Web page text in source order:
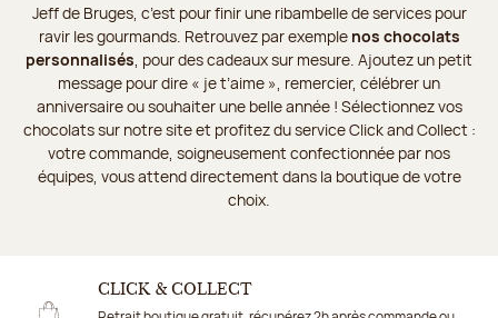
Jeff de Bruges, c’est pour finir une ribambelle de services pour
ravir les gourmands. Retrouvez par exemple nos chocolats
personnalisés , pour des cadeaux sur mesure. Ajoutez un petit
message pour dire « je t’aime », remercier, célébrer un
anniversaire ou souhaiter une belle année ! Sélectionnez vos
chocolats sur notre site et profitez du service Click and Collect :
votre commande, soigneusement confectionnée par nos
équipes, vous attend directement dans la boutique de votre
choix.
CLICK & COLLECT